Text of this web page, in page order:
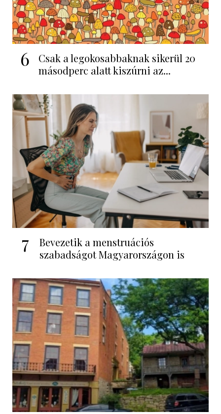
6
Csak a legokosabbaknak sikerül 20
másodperc alatt kiszúrni az...
7
Bevezetik a menstruációs
szabadságot Magyarországon is